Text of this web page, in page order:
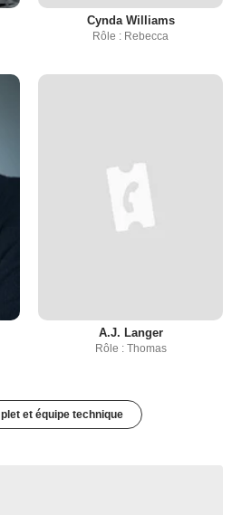
Cynda Williams
Rôle : Rebecca
A.J. Langer
Rôle : Thomas
et équipe technique